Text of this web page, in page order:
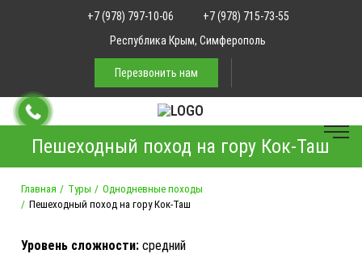
+7 (978) 797-10-06
+7 (978) 715-73-55
Республика Крым, Симферополь
Перезвонить нам
Пешеходный поход на гору Кок-Таш
Главная Туры
Однодневные походы
Пешеходный поход на гору Кок-Таш
Уровень сложности:средний